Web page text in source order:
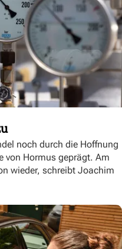
noch durch die Hoffnung
von Hormus geprägt. Am
wieder, schreibt Joachim